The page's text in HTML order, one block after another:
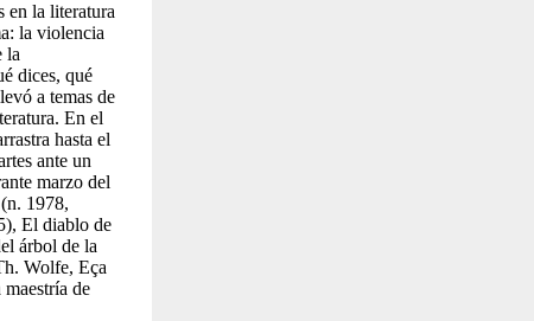
en la literatura
la violencia
la
dices, qué
a temas de
En el
hasta el
ante un
marzo del
1978,
El diablo de
árbol de la
Wolfe, Eça
de